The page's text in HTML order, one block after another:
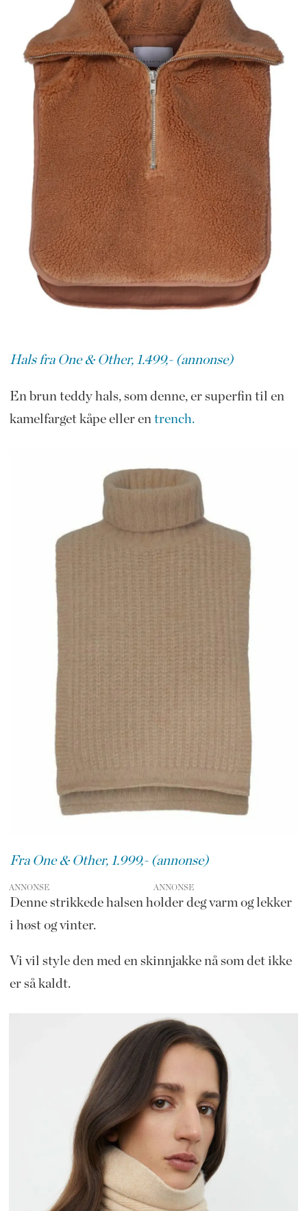
Hals fra One & Other, 1.499,- (annonse)
En brun teddy hals, som denne, er superfin til en
kamelfarget kåpe eller en trench.
Fra One & Other, 1.999,- (annonse)
ANNONSE
Denne strikkede halsen holder deg varm og lekker
i høst og vinter.
Vi vil style den med en skinnjakke nå som det ikke
er så kaldt.